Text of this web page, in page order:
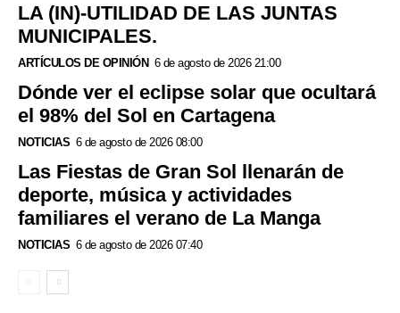
LA (IN)-UTILIDAD DE LAS JUNTAS
MUNICIPALES.
ARTÍCULOS DE OPINIÓN 6 de agosto de 2026 21:00
Dónde ver el eclipse solar que ocultará
el 98% del Sol en Cartagena
NOTICIAS 6 de agosto de 2026 08:00
Las Fiestas de Gran Sol llenarán de
deporte, música y actividades
familiares el verano de La Manga
NOTICIAS 6 de agosto de 2026 07:40